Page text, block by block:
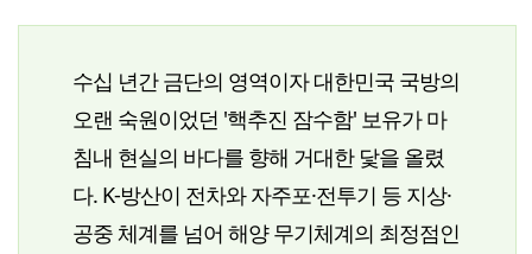
수십 년간 금단의 영역이자 대한민국 국방의
오랜 숙원이었던 '핵추진 잠수함' 보유가 마
침내 현실의 바다를 향해 거대한 닻을 올렸
다. K-방산이 전차와 자주포·전투기 등 지상·
공중 체계를 넘어 해양 무기체계의 최정점인